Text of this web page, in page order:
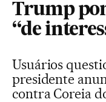
Trump
“de
Usuários
presidente
contra Coreia